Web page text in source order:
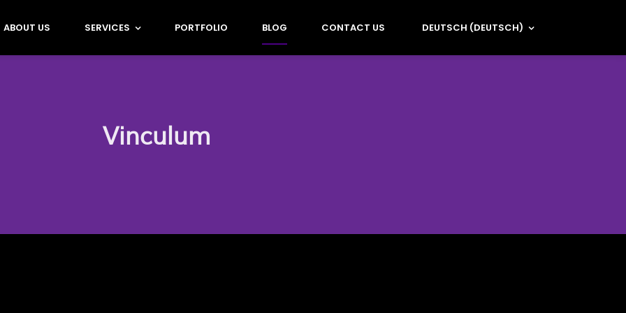
ABOUT US SERVICES PORTFOLIO BLOG CONTACT US DEUTSCH (DEUTSCH)
Vinculum